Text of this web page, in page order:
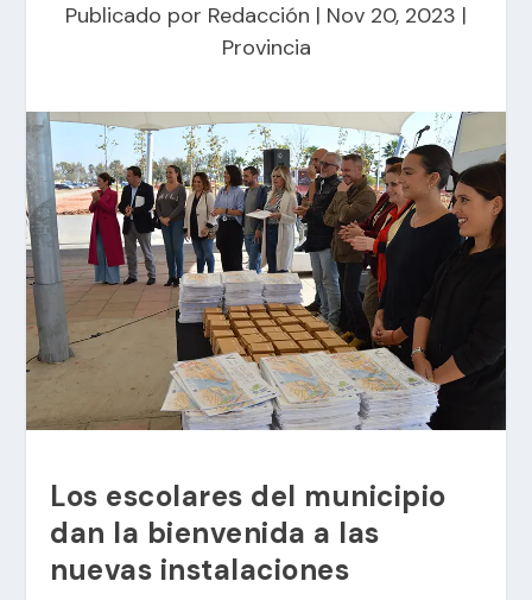
Publicado por Redacción | Nov 20, 2023 |
Provincia
Los escolares del municipio
dan la bienvenida a las
nuevas instalaciones